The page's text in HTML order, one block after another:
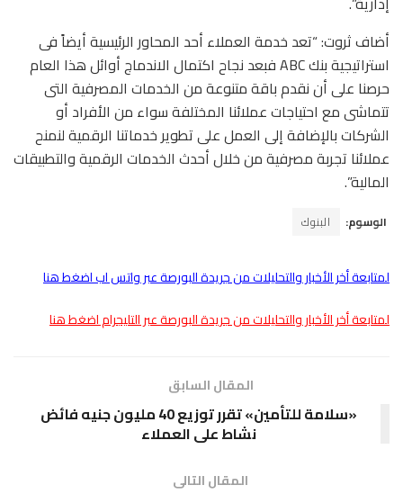
أضاف ثروت: “تعد خدمة العملاء أحد المحاور الرئيسية أيضاً فى
استراتيجية بنك ABC فبعد نجاح اكتمال الاندماج أوائل هذا العام
حرصنا على أن نقدم باقة متنوعة من الخدمات المصرفية التى
تتماشى مع احتياجات عملائنا المختلفة سواء من الأفراد أو
الشركات بالإضافة إلى العمل على تطوير خدماتنا الرقمية لنمنح
عملائنا تجربة مصرفية من خلال أحدث الخدمات الرقمية والتطبيقات
المالية”.
الوسوم: البنوك
لمتابعة أخر الأخبار والتحليلات من جريدة البورصة عبر واتس اب اضغط هنا
لمتابعة أخر الأخبار والتحليلات من جريدة البورصة عبر التليجرام اضغط هنا
المقال السابق
«سلامة للتأمين» تقرر توزيع 40 مليون جنيه فائض
نشاط على العملاء
المقال التالى